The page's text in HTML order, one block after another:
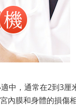
中，通常在2到3厘
內膜和身體的損傷